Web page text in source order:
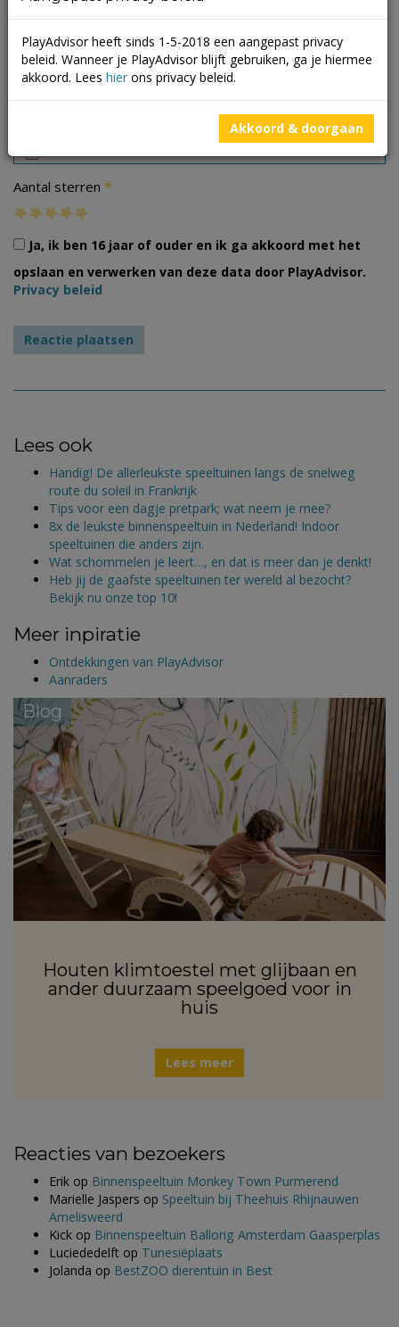
Aantal sterren *
Ja, ik ben 16 jaar of ouder en ik ga akkoord met het
opslaan en verwerken van deze data door PlayAdvisor.
Privacy beleid
Lees ook
Handig! De allerleukste speeltuinen langs de snelweg
route du soleil in Frankrijk
Tips voor een dagje pretpark; wat neem je mee?
8x de leukste binnenspeeltuin in Nederland! Indoor
speeltuinen die anders zijn.
Wat schommelen je leert…, en dat is meer dan je denkt!
Heb jij de gaafste speeltuinen ter wereld al bezocht?
Bekijk nu onze top 10!
Meer inpiratie
Ontdekkingen van PlayAdvisor
Aanraders
Blog
Houten klimtoestel met glijbaan en
ander duurzaam speelgoed voor in
huis
Lees meer
Reacties van bezoekers
Erik op Binnenspeeltuin Monkey Town Purmerend
Marielle Jaspers op Speeltuin bij Theehuis Rhijnauwen
Amelisweerd
Kick op Binnenspeeltuin Ballorig Amsterdam Gaasperplas
Luciededelft op Tunesiëplaats
Jolanda op BestZOO dierentuin in Best
PlayAdvisor heeft sinds 1-5-2018 een aangepast privacy
beleid. Wanneer je PlayAdvisor blijft gebruiken, ga je hiermee
akkoord. Lees hier ons privacy beleid.
Akkoord & doorgaan